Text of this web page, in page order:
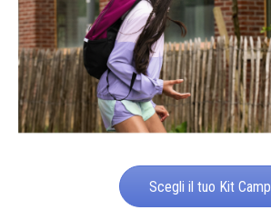
Scegli il tuo Kit Camp